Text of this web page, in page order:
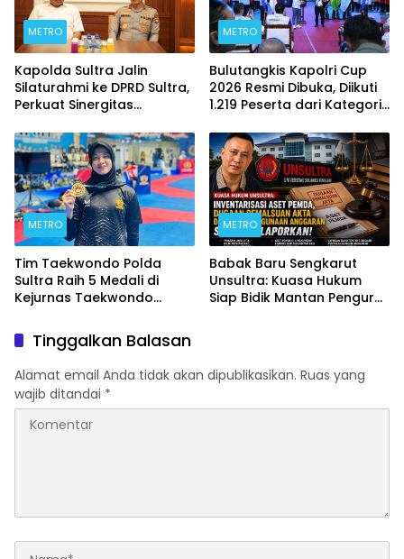
METRO
Kapolda Sultra Jalin
Silaturahmi ke DPRD Sultra,
Perkuat Sinergitas
Kemajuan Daerah
METRO
Bulutangkis Kapolri Cup
2026 Resmi Dibuka, Diikuti
1.219 Peserta dari Kategori
METRO
Tim Taekwondo Polda
Sultra Raih 5 Medali di
Kejurnas Taekwondo
METRO
Babak Baru Sengkarut
Unsultra: Kuasa Hukum
Siap Bidik Mantan Pengurus
Tinggalkan Balasan
Alamat email Anda tidak akan dipublikasikan. Ruas yang
wajib ditandai *